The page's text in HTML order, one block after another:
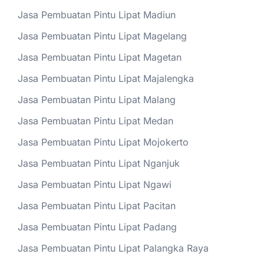
Jasa Pembuatan Pintu Lipat Madiun
Jasa Pembuatan Pintu Lipat Magelang
Jasa Pembuatan Pintu Lipat Magetan
Jasa Pembuatan Pintu Lipat Majalengka
Jasa Pembuatan Pintu Lipat Malang
Jasa Pembuatan Pintu Lipat Medan
Jasa Pembuatan Pintu Lipat Mojokerto
Jasa Pembuatan Pintu Lipat Nganjuk
Jasa Pembuatan Pintu Lipat Ngawi
Jasa Pembuatan Pintu Lipat Pacitan
Jasa Pembuatan Pintu Lipat Padang
Jasa Pembuatan Pintu Lipat Palangka Raya